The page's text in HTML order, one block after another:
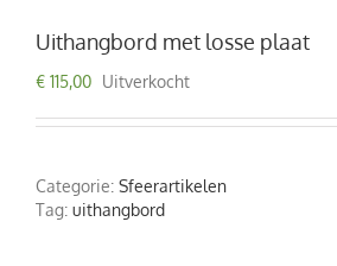
Uithangbord met losse plaat
€ 115,00 Uitverkocht
Categorie: Sfeerartikelen
Tag: uithangbord